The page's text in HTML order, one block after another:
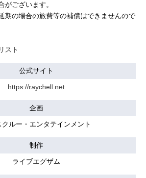
がございます。
期の場合の旅費等の補償はできませんので
スト
公式サイト
https://raychell.net
企画
クルー・エンタテインメント
制作
ライブエグザム